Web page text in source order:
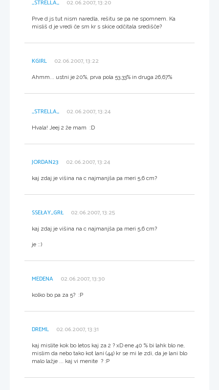
_STRELLA_ 02.06.2007, 13:20
Prve d js tut nism naredla, rešitu se pa ne spomnem. Ka
misliš d je vredi če sm kr s skice odčitala središče?
KGIRL 02.06.2007, 13:22
Ahmm... ustni je 20%, prva pola 53,33% in druga 26,67%
_STRELLA_ 02.06.2007, 13:24
Hvala! Jeej 2 že mam :D
JORDAN23 02.06.2007, 13:24
kaj zdaj je višina na c najmanjša pa meri 5,6 cm?
SSEŁAY_GRŁ 02.06.2007, 13:25
kaj zdaj je višina na c najmanjša pa meri 5,6 cm?
je ::)
MEDENA 02.06.2007, 13:30
kolko bo pa za 5? :P
DREML 02.06.2007, 13:31
kaj mislite kok bo letos kaj za 2 ? xD ene 40 % bi lahk blo ne,
mislim da nebo tako kot lani (44) kr se mi le zdi, da je lani blo
malo lažje ... kaj vi menite ? :P